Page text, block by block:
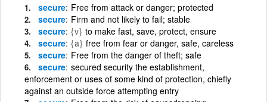
secure Free from attack or danger; protected
secure Firm and not likely to fail; stable
secure {v} to make fast, save, protect, ensure
secure {a} free from fear or danger, safe, careless
secure Free from the danger of theft; safe
secure secured security the establishment,
enforcement or uses of some kind of protection, chiefly
against an outside force attempting entry